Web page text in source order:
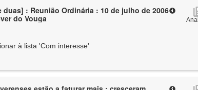
duas] : Reunião Ordinária : 10 de julho de 2006
do Vouga
à lista 'Com interesse'